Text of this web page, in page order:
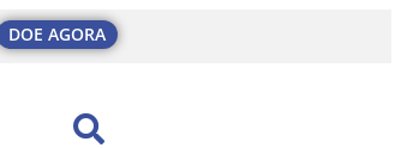
DOE AGORA